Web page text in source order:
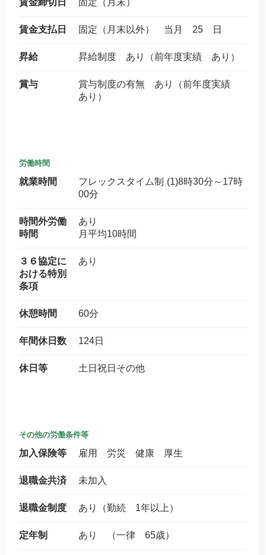
賃金締切日 固定（月末）
賃金支払日 固定（月末以外） 当月 25 日
昇給 昇給制度 あり（前年度実績 あり）
賞与
賞与制度の有無 あり（前年度実績
あり）
労働時間
就業時間
フレックスタイム制 (1)8時30分～17時
00分
時間外労働
時間
あり
月平均10時間
３６協定に
おける特別
条項
あり
休憩時間 60分
年間休日数 124日
休日等 土日祝日その他
その他の労働条件等
加入保険等 雇用 労災 健康 厚生
退職金共済 未加入
退職金制度 あり（勤続 1年以上）
定年制 あり （一律 65歳）